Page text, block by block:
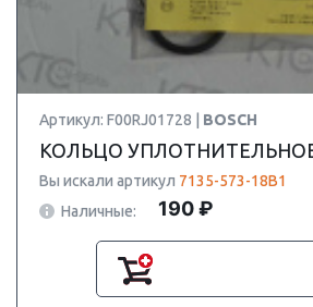
Артикул: F00RJ01728 | BOSCH
КОЛЬЦО
Вы искали артикул 7135-573-18B1
Наличные:
190 ₽